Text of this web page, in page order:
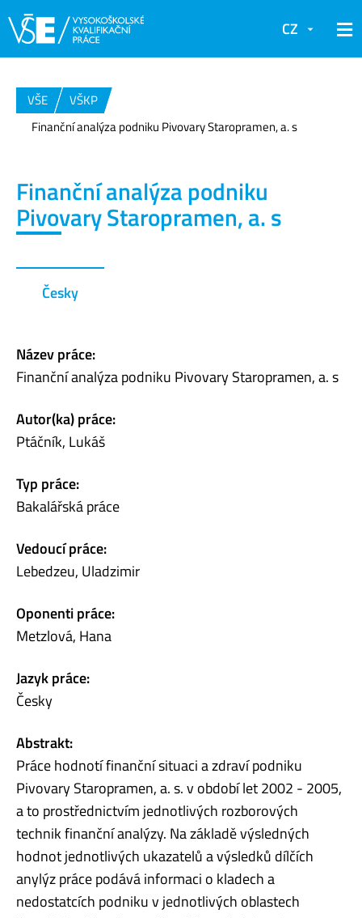
CZ
VŠE
VŠKP
Finanční analýza podniku Pivovary Staropramen, a. s
Finanční analýza podniku
Pivovary Staropramen, a. s
Česky
Název práce:
Finanční analýza podniku Pivovary Staropramen, a. s
Autor(ka) práce:
Ptáčník, Lukáš
Typ práce:
Bakalářská práce
Vedoucí práce:
Lebedzeu, Uladzimir
Oponenti práce:
Metzlová, Hana
Jazyk práce:
Česky
Abstrakt:
Práce hodnotí finanční situaci a zdraví podniku
Pivovary Staropramen, a. s. v období let 2002 - 2005,
a to prostřednictvím jednotlivých rozborových
technik finanční analýzy. Na základě výsledných
hodnot jednotlivých ukazatelů a výsledků dílčích
anylýz práce podává informaci o kladech a
nedostatcích podniku v jednotlivých oblastech